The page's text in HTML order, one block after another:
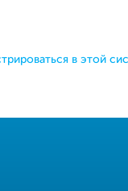
в этой